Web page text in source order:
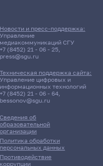
не заполнено!
Сведения об
образовательной
организации
Политика обработки
персональных данных
Противодействие
коррупции
Новости и пресс-поддержка:
Управление
медиакоммуникаций СГУ
+7 (8452) 21 - 06 - 25,
press@sgu.ru
Техническая поддержка сайта:
Управление цифровых и
информационных технологий
+7 (8452) 21 - 06 - 64,
bessonov@sgu.ru